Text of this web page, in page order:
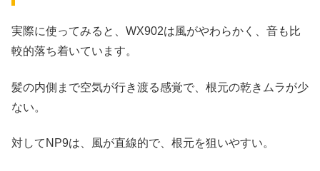
実際に使ってみると、WX902は風がやわらかく、音も比
較的落ち着いています。
髪の内側まで空気が行き渡る感覚で、根元の乾きムラが少
ない。
対してNP9は、風が直線的で、根元を狙いやすい。